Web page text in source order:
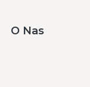
O Nas